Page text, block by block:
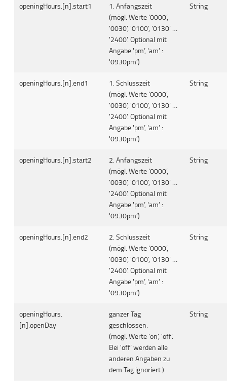
openingHours.[n].start1
1. Anfangszeit
(mögl. Werte '0000’,
'0030’, '0100’, '0130’ …
'2400’. Optional mit
Angabe 'pm’, 'am’ :
'0930pm’)
String
openingHours.[n].end1
1. Schlusszeit
(mögl. Werte '0000’,
'0030’, '0100’, '0130’ …
'2400’. Optional mit
Angabe 'pm’, 'am’ :
'0930pm’)
String
openingHours.[n].start2
2. Anfangszeit
(mögl. Werte '0000’,
'0030’, '0100’, '0130’ …
'2400’. Optional mit
Angabe 'pm’, 'am’ :
'0930pm’)
String
openingHours.[n].end2
2. Schlusszeit
(mögl. Werte '0000’,
'0030’, '0100’, '0130’ …
'2400’. Optional mit
Angabe 'pm’, 'am’ :
'0930pm’)
String
openingHours.
[n].openDay
ganzer Tag
geschlossen.
(mögl. Werte 'on’, 'off’.
Bei 'off’ werden alle
anderen Angaben zu
dem Tag ignoriert.)
String